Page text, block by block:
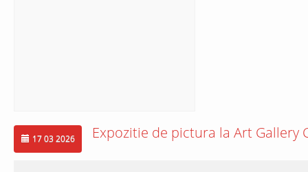
17 03 2026 Expozitie de pictura la Art Gallery